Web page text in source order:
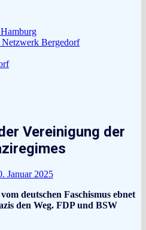
Netzwerk Bergedorf
Vereinigung der
Januar 2025
deutschen Faschismus ebnet
den Weg. FDP und BSW